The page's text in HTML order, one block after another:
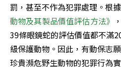
罰，甚至不作為犯罪處理。根
動物及其製品價值評估方法》
39條眼鏡蛇的評估價值都不滿
級保護動物。因此，有動保志
珍貴瀕危野生動物的犯罪行為